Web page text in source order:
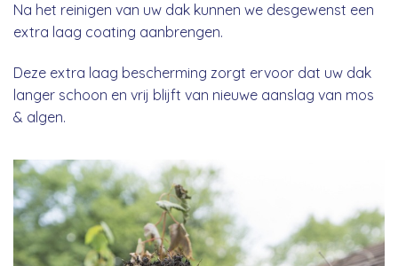
Na het reinigen van uw dak kunnen we desgewenst een
extra laag coating aanbrengen.
Deze extra laag bescherming zorgt ervoor dat uw dak
langer schoon en vrij blijft van nieuwe aanslag van mos
& algen.